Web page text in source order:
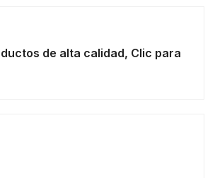
de alta calidad, Clic para